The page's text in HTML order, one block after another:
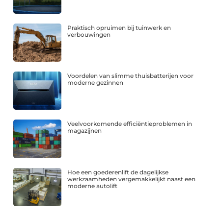
Praktisch opruimen bij tuinwerk en
verbouwingen
Voordelen van slimme thuisbatterijen voor
moderne gezinnen
Veelvoorkomende efficiëntieproblemen in
magazijnen
Hoe een goederenlift de dagelijkse
werkzaamheden vergemakkelijkt naast een
moderne autolift